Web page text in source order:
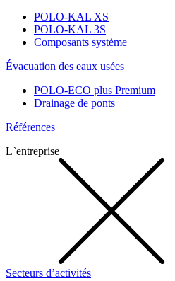
POLO-KAL XS
POLO-KAL 3S
Composants système
Évacuation des eaux usées
POLO-ECO plus Premium
Drainage de ponts
Références
L`entreprise
Secteurs d’activités